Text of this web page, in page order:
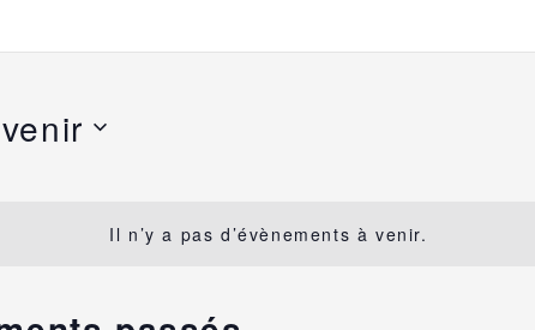
Il n’y a pas d’évènements à venir.